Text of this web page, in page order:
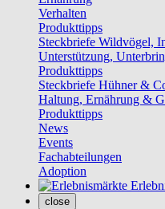
Verhalten
Produkttipps
Steckbriefe Wildvögel,
Unterstützung,
Produkttipps
Steckbriefe Hühner &
Haltung, Ernährung &
Produkttipps
News
Events
Fachabteilungen
Adoption
close